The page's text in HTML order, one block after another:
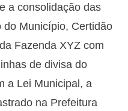
a consolidação das
do Município, Certidão
Fazenda XYZ com
de divisa do
a Lei Municipal, a
na Prefeitura